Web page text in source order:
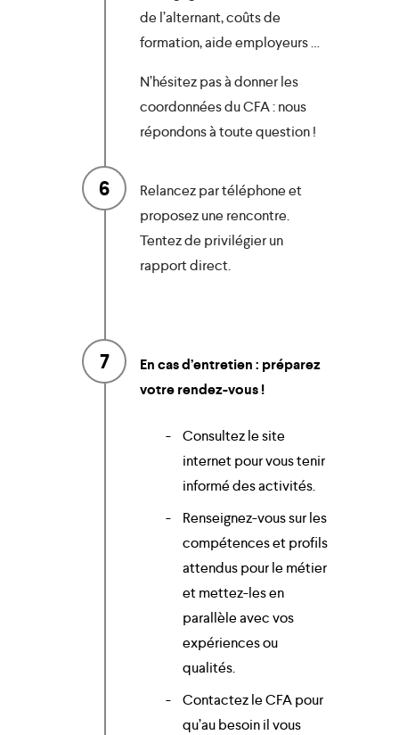
de l’alternant, coûts de
formation, aide employeurs …
N’hésitez pas à donner les
coordonnées du CFA : nous
répondons à toute question !
6
Relancez par téléphone et
proposez une rencontre.
Tentez de privilégier un
rapport direct.
7
En cas d’entretien : préparez
votre rendez-vous !
Consultez le site
internet pour vous tenir
informé des activités.
Renseignez-vous sur les
compétences et profils
attendus pour le métier
et mettez-les en
parallèle avec vos
expériences ou
qualités.
Contactez le CFA pour
qu’au besoin il vous